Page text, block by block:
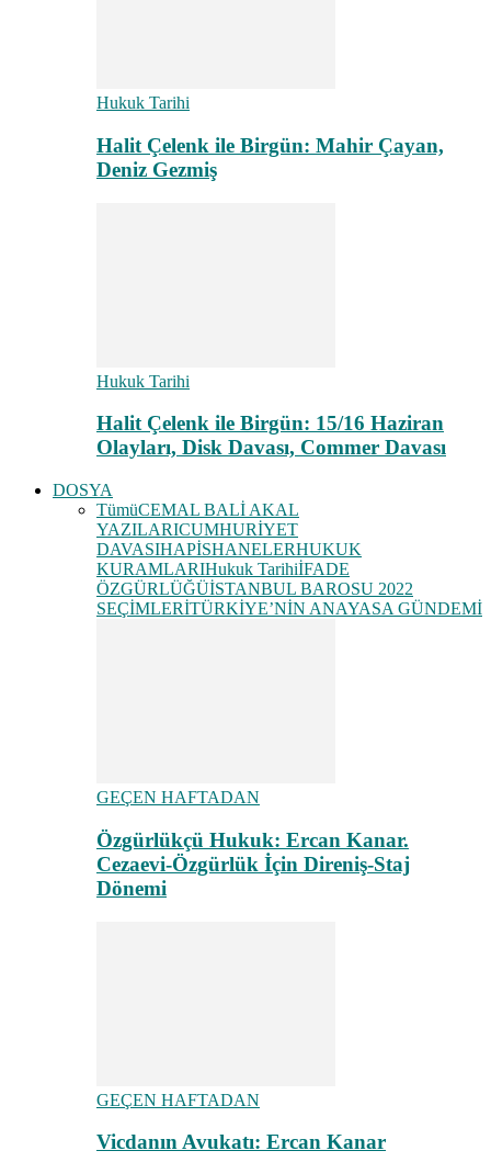
Hukuk Tarihi
Halit Çelenk ile Birgün: Mahir Çayan,
Deniz Gezmiş
Hukuk Tarihi
Halit Çelenk ile Birgün: 15/16 Haziran
Olayları, Disk Davası, Commer Davası
DOSYA
TümüCEMAL BALİ AKAL
YAZILARICUMHURİYET
DAVASIHAPİSHANELERHUKUK
KURAMLARIHukuk TarihiİFADE
ÖZGÜRLÜĞÜİSTANBUL BAROSU 2022
SEÇİMLERİTÜRKİYE’NİN ANAYASA GÜNDEMİ
GEÇEN HAFTADAN
Özgürlükçü Hukuk: Ercan Kanar.
Cezaevi-Özgürlük İçin Direniş-Staj
Dönemi
GEÇEN HAFTADAN
Vicdanın Avukatı: Ercan Kanar